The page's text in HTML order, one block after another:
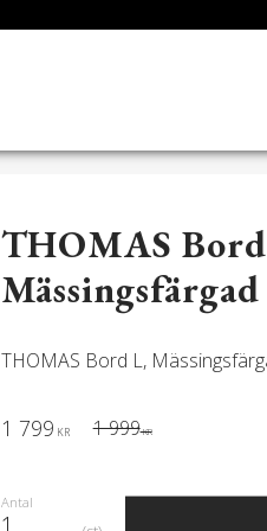
THOMAS
Mässingsfärgad
THOMAS Bord L,
Nedsatt pris:
1 799 KR Ordinarie pris:
1 999KR
Antal